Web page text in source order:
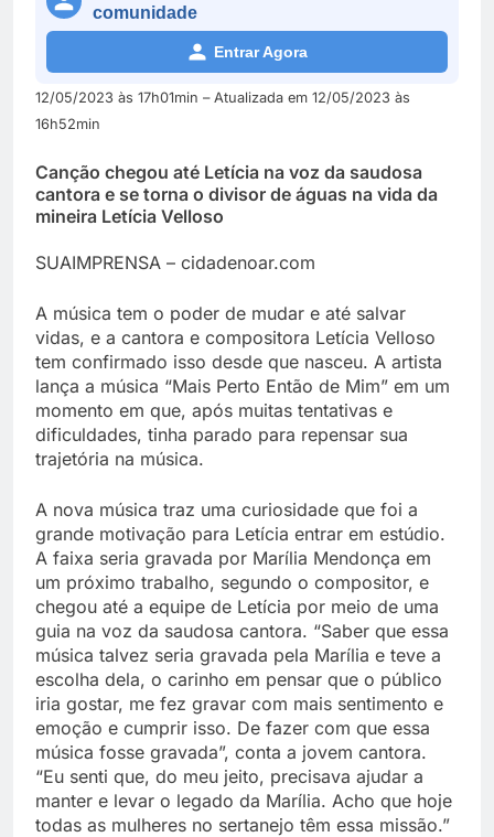
comunidade
Entrar Agora
12/05/2023 às 17h01min – Atualizada em 12/05/2023 às
16h52min
Canção chegou até Letícia na voz da saudosa
cantora e se torna o divisor de águas na vida da
mineira Letícia Velloso
SUAIMPRENSA – cidadenoar.com
A música tem o poder de mudar e até salvar
vidas, e a cantora e compositora Letícia Velloso
tem confirmado isso desde que nasceu. A artista
lança a música “Mais Perto Então de Mim” em um
momento em que, após muitas tentativas e
dificuldades, tinha parado para repensar sua
trajetória na música.
A nova música traz uma curiosidade que foi a
grande motivação para Letícia entrar em estúdio.
A faixa seria gravada por Marília Mendonça em
um próximo trabalho, segundo o compositor, e
chegou até a equipe de Letícia por meio de uma
guia na voz da saudosa cantora. “Saber que essa
música talvez seria gravada pela Marília e teve a
escolha dela, o carinho em pensar que o público
iria gostar, me fez gravar com mais sentimento e
emoção e cumprir isso. De fazer com que essa
música fosse gravada”, conta a jovem cantora.
“Eu senti que, do meu jeito, precisava ajudar a
manter e levar o legado da Marília. Acho que hoje
todas as mulheres no sertanejo têm essa missão.”